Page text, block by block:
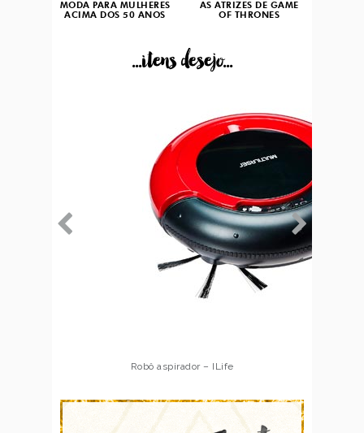
MODA PARA MULHERES
ACIMA DOS 50 ANOS
AS ATRIZES DE GAME
OF THRONES
...itens desejo...
Robô aspirador – Multilaser